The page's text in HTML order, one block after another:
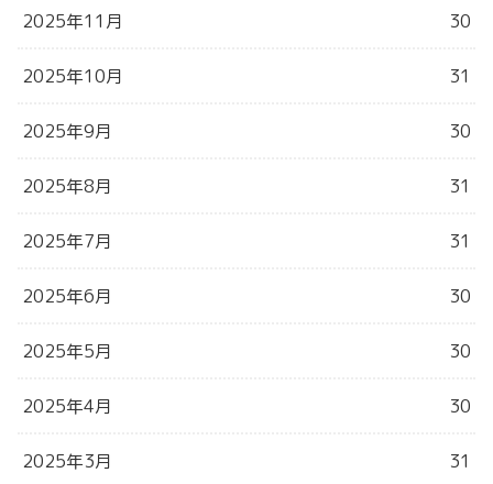
2025年11月 30
2025年10月 31
2025年9月 30
2025年8月 31
2025年7月 31
2025年6月 30
2025年5月 30
2025年4月 30
2025年3月 31